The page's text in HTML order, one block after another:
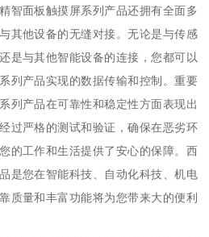
智面板触摸屏系列产品还拥有全面多
其他设备的无缝对接。无论是与传感
是与其他智能设备的连接，您都可以
列产品实现的数据传输和控制。重要
列产品在可靠性和稳定性方面表现出
过严格的测试和验证，确保在恶劣环
的工作和生活提供了安心的保障。西
是您在智能科技、自动化科技、机电
质量和丰富功能将为您带来大的便利